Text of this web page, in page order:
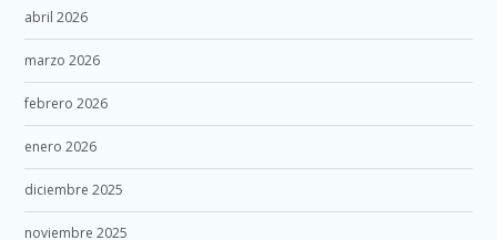
abril 2026
marzo 2026
febrero 2026
enero 2026
diciembre 2025
noviembre 2025